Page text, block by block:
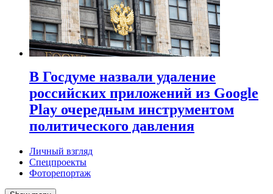
В Госдуме назвали удаление
российских приложений из Google
Play очередным инструментом
политического давления
Личный взгляд
Спецпроекты
Фоторепортаж